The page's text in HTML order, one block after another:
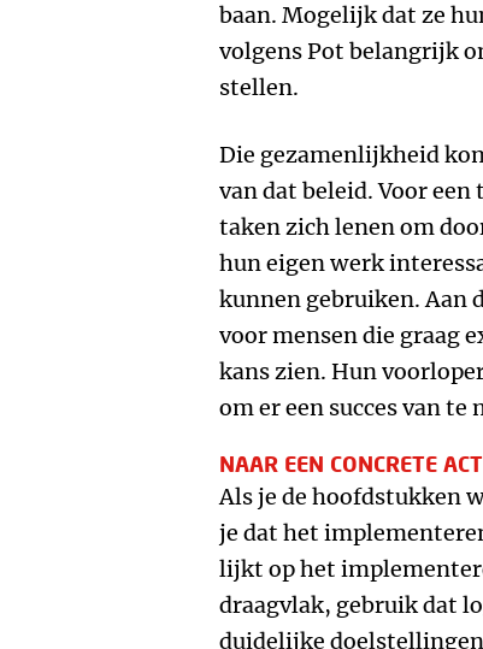
baan. Mogelijk dat ze
volgens Pot belangrijk
stellen.
Die gezamenlijkheid
van dat beleid. Voor
taken zich lenen om
hun eigen werk
kunnen gebruiken. Aan
voor mensen die graag
kans zien. Hun
om er een succes van te
NAAR EEN CONCRETE
Als je de hoofdstukken
je dat het
lijkt op het
draagvlak, gebruik dat
duidelijke